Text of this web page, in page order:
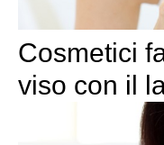
Cosmetici
viso con il